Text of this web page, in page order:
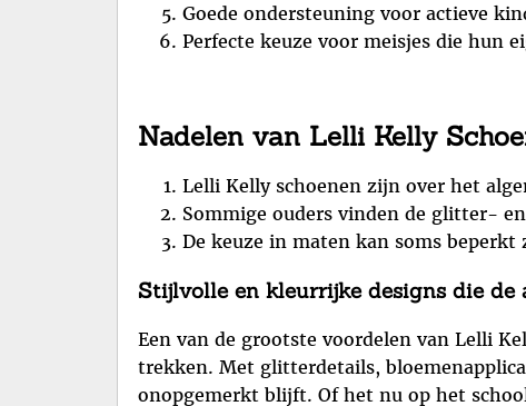
Goede ondersteuning voor actieve
Perfecte keuze voor meisjes die hun
Nadelen van Lelli Kelly
Lelli Kelly schoenen zijn over het
Sommige ouders vinden de glitter-
De keuze in maten kan soms
Stijlvolle en kleurrijke designs die de
Een van de grootste voordelen van Lelli
trekken. Met glitterdetails,
onopgemerkt blijft. Of het nu op het